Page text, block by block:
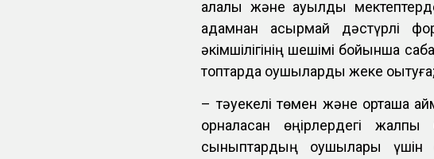
қалалық және ауылдық
адамнан асырмай дәстүрлі
әкімшілігінің шешімі бойынша
топтарда оқушыларды жеке оқытуға;
– тәуекелі төмен және орташа
орналасқан өңірлердегі жалпы
сыныптардың оқушылары